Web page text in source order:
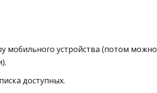
мобильного устройства (потом можно
доступных.